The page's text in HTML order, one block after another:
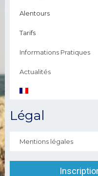
Alentours
Tarifs
Informations Pratiques
Actualités
Légal
Mentions légales